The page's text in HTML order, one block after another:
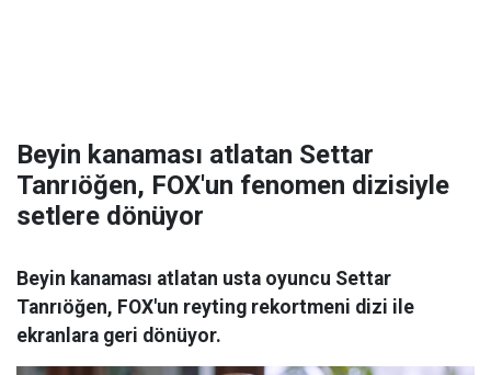
Beyin kanaması atlatan Settar
Tanrıöğen, FOX'un fenomen dizisiyle
setlere dönüyor
Beyin kanaması atlatan usta oyuncu Settar
Tanrıöğen, FOX'un reyting rekortmeni dizi ile
ekranlara geri dönüyor.